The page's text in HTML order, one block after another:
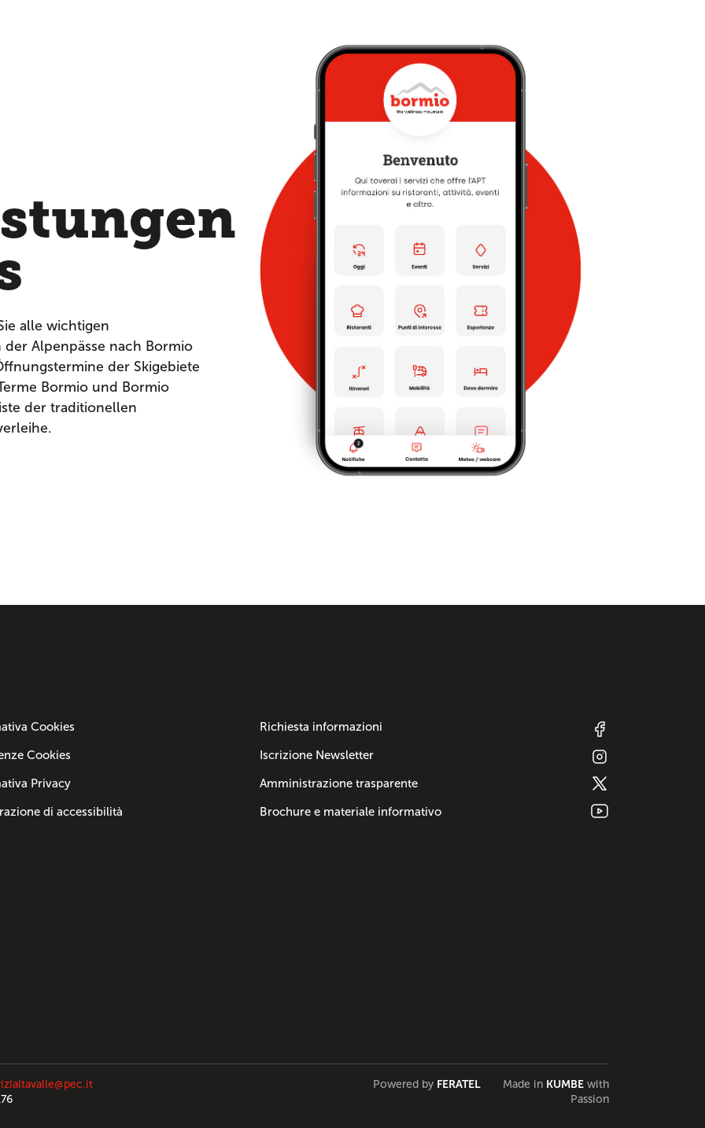
alle wichtigen
Alpenpässe nach Bormio
der Skigebiete
Bormio und Bormio
der traditionellen
Cookies
Cookies
Privacy
di accessibilità
Richiesta informazioni
Iscrizione Newsletter
Amministrazione trasparente
Brochure e materiale informativo
Powered by FERATEL Made in KUMBEwith
Passion